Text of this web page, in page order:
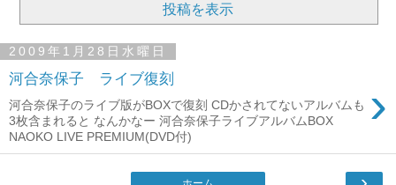
投稿を表示
2009年1月28日水曜日
河合奈保子 ライブ復刻 ›
河合奈保子のライブ版がBOXで復刻 CDかされてないアルバムも
3枚含まれると なんかなー 河合奈保子ライブアルバムBOX
NAOKO LIVE PREMIUM(DVD付)